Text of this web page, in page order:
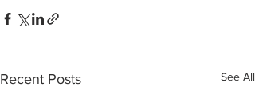
Recent Posts See All